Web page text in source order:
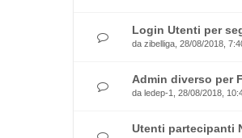
Login Utenti per
da zibelliga , 28/08/2018,
Admin diverso per
da ledep-1 , 28/08/2018,
Utenti partecipanti